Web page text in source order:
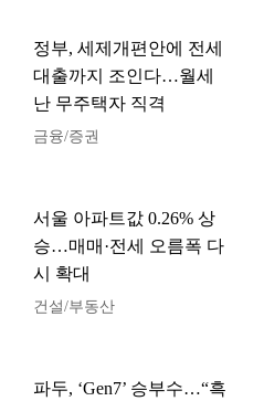
정부, 세제개편안에 전세
대출까지 조인다…월세
난 무주택자 직격
금융/증권
서울 아파트값 0.26% 상
승…매매·전세 오름폭 다
시 확대
건설/부동산
파두, ‘Gen7’ 승부수…“흑